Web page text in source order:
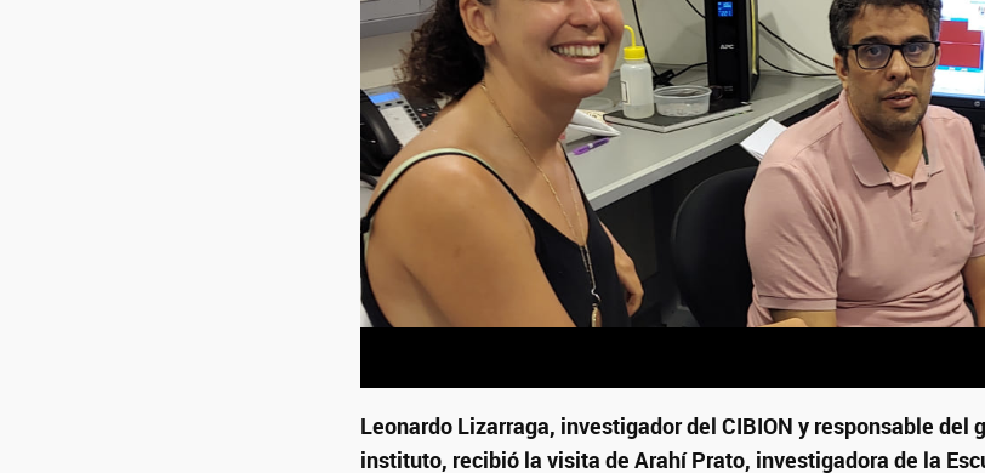
Leonardo Lizarraga, investigador del CIBION y responsable del
instituto, recibió la visita de Arahí Prato, investigadora de la